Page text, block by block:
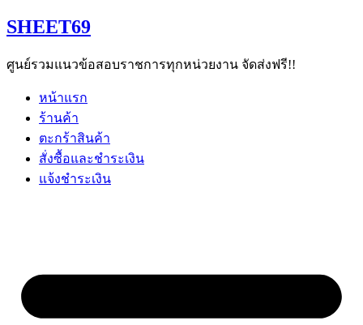
Skip
to
SHEET69
ศูนย์รวมแนวข้อสอบราชการทุกหน่วยงาน จัดส่งฟรี!!
หน้าแรก
ร้านค้า
ตะกร้าสินค้า
สั่งซื้อและชำระเงิน
แจ้งชำระเงิน